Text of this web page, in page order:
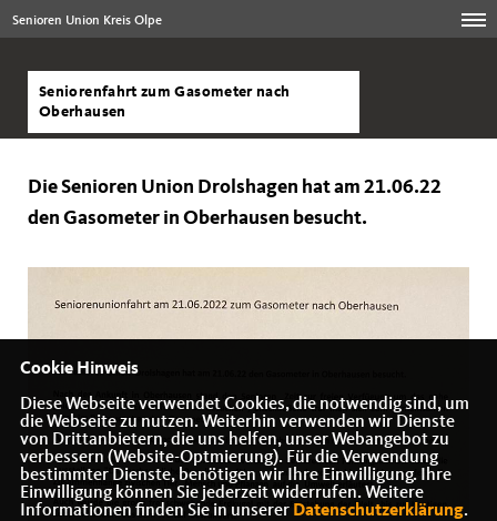
Senioren Union Kreis Olpe
Seniorenfahrt zum Gasometer nach
Oberhausen
Die Senioren Union Drolshagen hat am 21.06.22
den Gasometer in Oberhausen besucht.
Cookie Hinweis
Diese Webseite verwendet Cookies, die notwendig sind, um
die Webseite zu nutzen. Weiterhin verwenden wir Dienste
von Drittanbietern, die uns helfen, unser Webangebot zu
verbessern (Website-Optmierung). Für die Verwendung
bestimmter Dienste, benötigen wir Ihre Einwilligung. Ihre
Einwilligung können Sie jederzeit widerrufen. Weitere
Informationen finden Sie in unserer Datenschutzerklärung.